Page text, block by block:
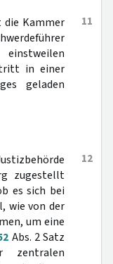
11
die Kammer
in einer
geladen
12
zugestellt
es sich bei
wie von der
um eine
Abs. 2 Satz